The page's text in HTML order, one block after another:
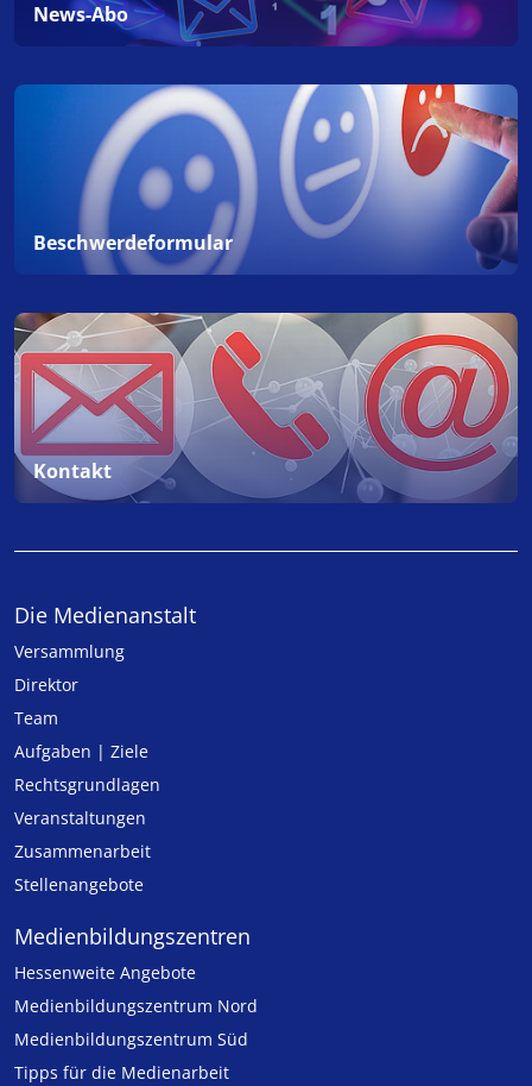
News-Abo
Beschwerdeformular
Kontakt
Die Medienanstalt
Versammlung
Direktor
Team
Aufgaben | Ziele
Rechtsgrundlagen
Veranstaltungen
Zusammenarbeit
Stellenangebote
Medien­bildungs­zentren
Hessenweite Angebote
Medienbildungszentrum Nord
Medienbildungszentrum Süd
Tipps für die Medienarbeit